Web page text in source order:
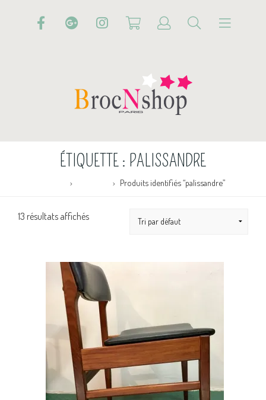
ÉTIQUETTE : PALISSANDRE
Produits identifiés “palissandre”
13 résultats affichés